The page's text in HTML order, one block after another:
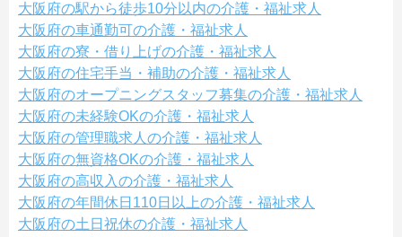
大阪府の駅から徒歩10分以内の介護・福祉求人
大阪府の車通勤可の介護・福祉求人
大阪府の寮・借り上げの介護・福祉求人
大阪府の住宅手当・補助の介護・福祉求人
大阪府のオープニングスタッフ募集の介護・福祉求人
大阪府の未経験OKの介護・福祉求人
大阪府の管理職求人の介護・福祉求人
大阪府の無資格OKの介護・福祉求人
大阪府の高収入の介護・福祉求人
大阪府の年間休日110日以上の介護・福祉求人
大阪府の土日祝休の介護・福祉求人